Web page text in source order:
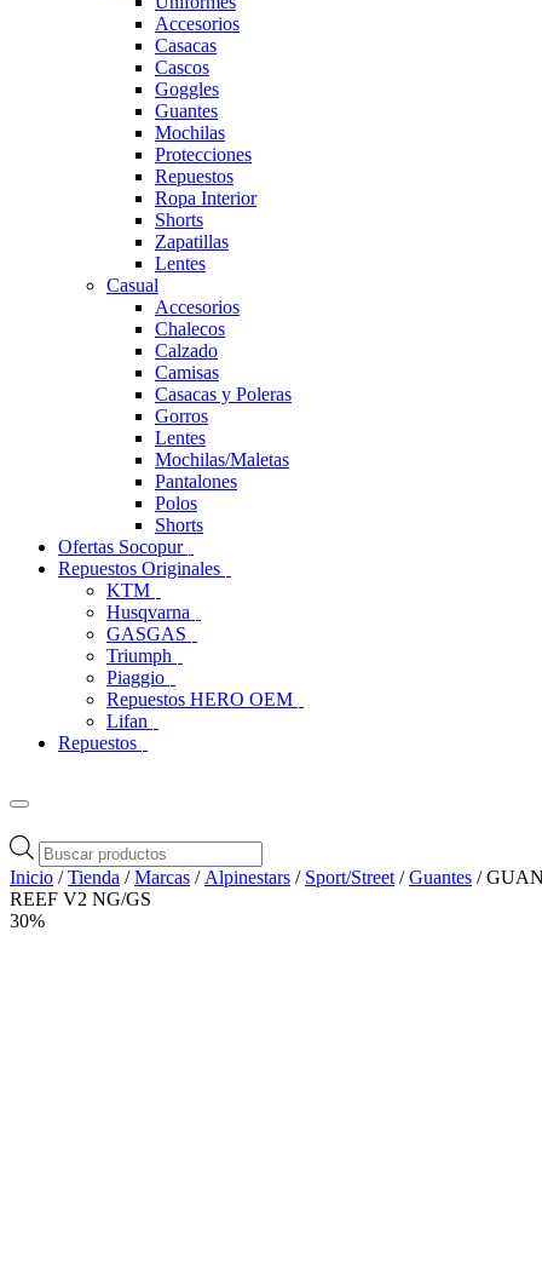
Accesorios
Casacas
Cascos
Goggles
Guantes
Mochilas
Protecciones
Repuestos
Ropa Interior
Shorts
Zapatillas
Lentes
Casual
Accesorios
Chalecos
Calzado
Camisas
Casacas y Poleras
Gorros
Lentes
Mochilas/Maletas
Pantalones
Polos
Shorts
Ofertas Socopur
Repuestos Originales
KTM
Husqvarna
GASGAS
Triumph
Piaggio
Repuestos HERO OEM
Lifan
Repuestos
Búsqueda
de
productos
Inicio /Tienda /Marcas / Alpinestars / Sport/Street /Guantes /
REEF V2 NG/GS
30%